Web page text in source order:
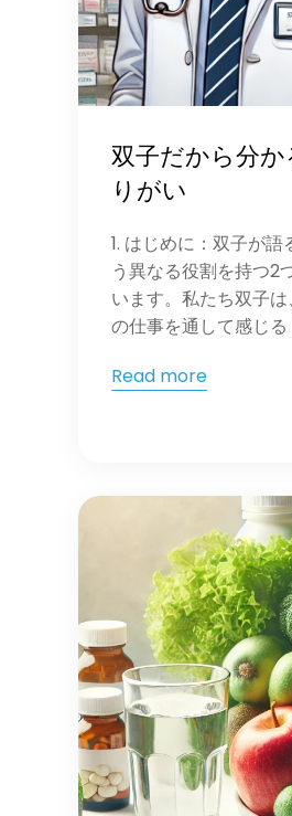
双子だから分
りがい
1. はじめに：双子が
う異なる役割を持つ2
います。私たち双子
の仕事を通して感じ
Read more